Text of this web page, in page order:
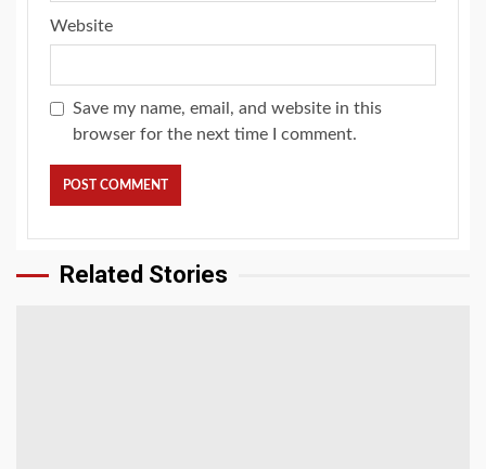
Website
Save my name, email, and website in this
browser for the next time I comment.
Related Stories